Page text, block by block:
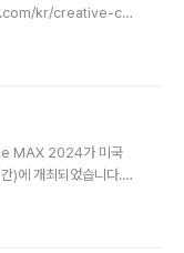
kr/creative-clo
Cloud 앱을 정상적으
probl..
MAX 2024가 미국
)에 개최되었습니다.​​1.
you miss out on